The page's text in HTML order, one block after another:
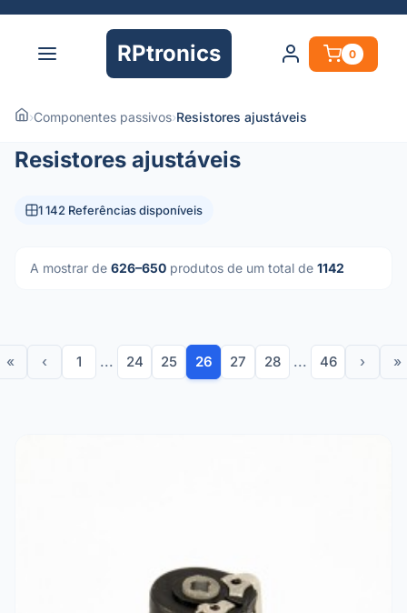
RPtronics 0
›Componentes passivos›Resistores ajustáveis
Resistores ajustáveis
1 142 Referências disponíveis
A mostrar de 626–650 produtos de um total de 1142
« ‹ 1 ... 24 25 26 27 28 ... 46 › »